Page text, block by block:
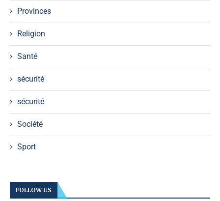
Provinces
Religion
Santé
sécurité
sécurité
Société
Sport
FOLLOW US